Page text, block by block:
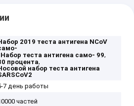
2019 теста антигена NCoV
Набор теста антигена само- 99,
процента,
набор теста антигена
7 день работы
частей